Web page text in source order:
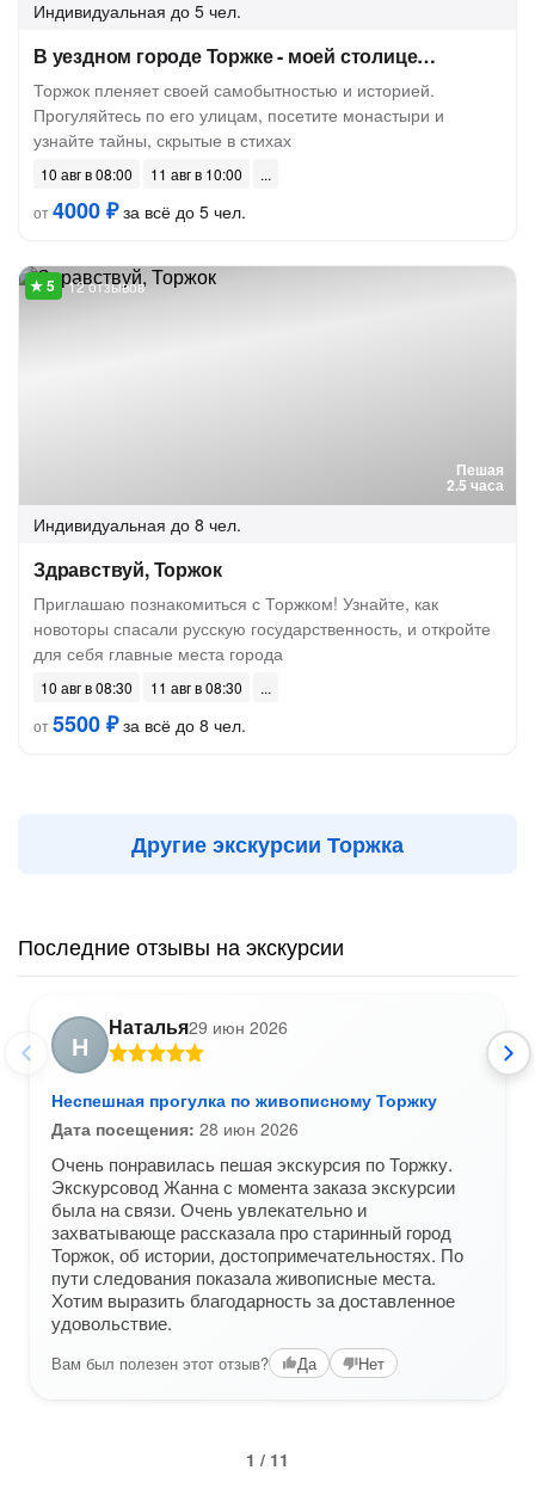
Индивидуальная до 5 чел.
В уездном городе Торжке - моей столице…
Торжок пленяет своей самобытностью и историей.
Прогуляйтесь по его улицам, посетите монастыри и
узнайте тайны, скрытые в стихах
10 авг в 08:00
11 авг в 10:00
от4000 ₽за всё до 5 чел.
Пешая
2.5 часа
12 отзывов
Индивидуальная до 8 чел.
Здравствуй, Торжок
Приглашаю познакомиться с Торжком! Узнайте, как
новоторы спасали русскую государственность, и откройте
для себя главные места города
10 авг в 08:30
11 авг в 08:30
от5500 ₽за всё до 8 чел.
Другие экскурсии Торжка
Последние отзывы на экскурсии
Н
Наталья29 июн 2026
Неспешная прогулка по живописному Торжку
Дата посещения: 28 июн 2026
Очень понравилась пешая экскурсия по Торжку.
Экскурсовод Жанна с момента заказа экскурсии
была на связи. Очень увлекательно и
захватывающе рассказала про старинный город
Торжок, об истории, достопримечательностях. По
пути следования показала живописные места.
Хотим выразить благодарность за доставленное
удовольствие.
Вам был полезен этот отзыв? Да Нет
1 / 11